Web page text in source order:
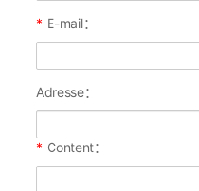
* E-mail：
Adresse：
* Content：